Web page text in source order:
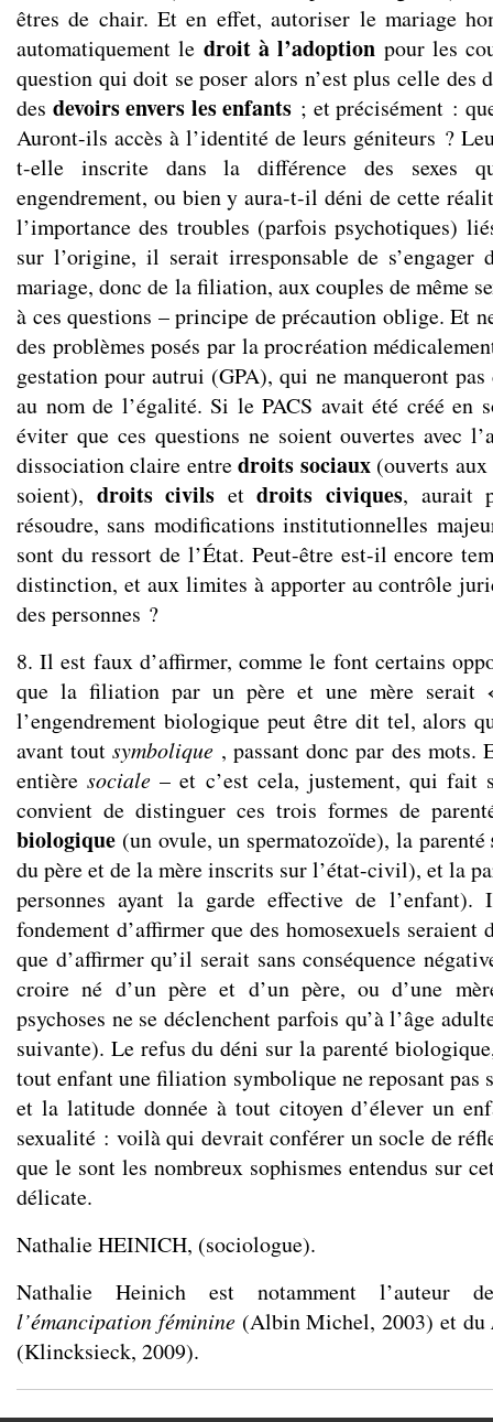
êtres de chair. Et en effet, autoriser le mariage
automatiquement le droit à l’adoption pour les
question qui doit se poser alors n’est plus celle des
des devoirs envers les enfants ; et précisément :
Auront-ils accès à l’identité de leurs géniteurs ?
t-elle inscrite dans la différence des sexes
engendrement, ou bien y aura-t-il déni de cette
l’importance des troubles (parfois psychotiques)
sur l’origine, il serait irresponsable de s’engager
mariage, donc de la filiation, aux couples de même
à ces questions – principe de précaution oblige. Et
des problèmes posés par la procréation
gestation pour autrui (GPA), qui ne manqueront pas
au nom de l’égalité. Si le PACS avait été créé en
éviter que ces questions ne soient ouvertes avec
dissociation claire entredroits sociaux(ouverts aux
soient), droits civils etdroits civiques, aurait
résoudre, sans modifications institutionnelles
sont du ressort de l’État. Peut-être est-il encore
distinction, et aux limites à apporter au contrôle
des personnes ?
8. Il est faux d’affirmer, comme le font certains
que la filiation par un père et une mère serait
l’engendrement biologique peut être dit tel, alors
avant toutsymbolique , passant donc par des mots.
entièresociale – et c’est cela, justement, qui fait
convient de distinguer ces trois formes de
biologique (un ovule, un spermatozoïde), la parenté
du père et de la mère inscrits sur l’état-civil), et la
personnes ayant la garde effective de
fondement d’affirmer que des homosexuels seraient
que d’affirmer qu’il serait sans conséquence
croire né d’un père et d’un père, ou d’une
psychoses ne se déclenchent parfois qu’à l’âge
suivante). Le refus du déni sur la parenté
tout enfant une filiation symbolique ne reposant pas
et la latitude donnée à tout citoyen d’élever un
sexualité : voilà qui devrait conférer un socle de
que le sont les nombreux sophismes entendus sur
délicate.
Nathalie HEINICH, (sociologue).
Nathalie Heinich est notamment l’auteur
l’émancipation féminine(Albin Michel, 2003) et du
(Klincksieck, 2009).